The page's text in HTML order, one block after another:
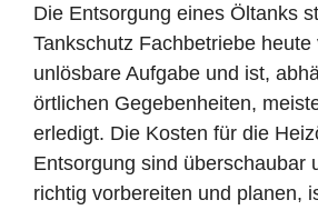
Die Entsorgung eines Öltanks
Tankschutz Fachbetriebe heute
unlösbare Aufgabe und ist,
örtlichen Gegebenheiten,
erledigt. Die Kosten für die
Entsorgung sind überschaubar
richtig vorbereiten und planen,